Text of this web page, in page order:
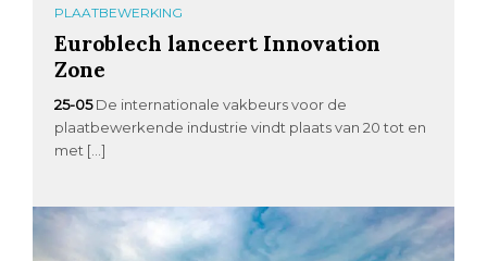
PLAATBEWERKING
Euroblech lanceert Innovation
Zone
25-05 De internationale vakbeurs voor de
plaatbewerkende industrie vindt plaats van 20 tot en
met […]